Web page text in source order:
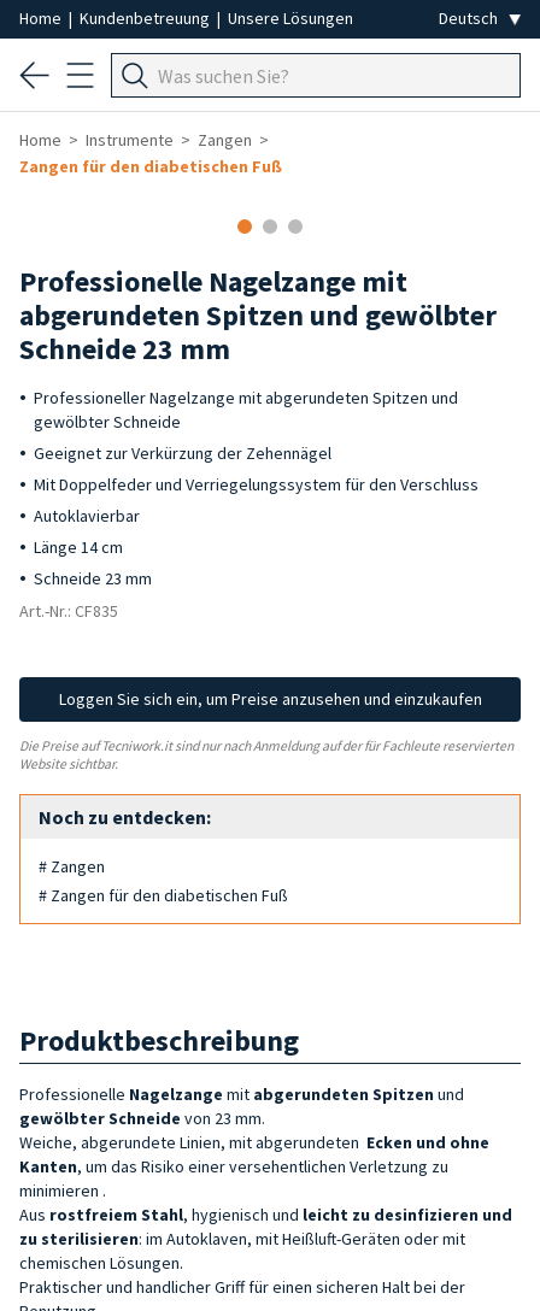
Home | Kundenbetreuung | Unsere Lösungen
Home Instrumente
Zangen
Zangen für den diabetischen Fuß
Professionelle Nagelzange mit
abgerundeten Spitzen und gewölbter
Schneide 23 mm
Professioneller Nagelzange mit abgerundeten Spitzen und
gewölbter Schneide
Geeignet zur Verkürzung der Zehennägel
Mit Doppelfeder und Verriegelungssystem für den Verschluss
Autoklavierbar
Länge 14 cm
Schneide 23 mm
Art.-Nr.: CF835
Loggen Sie sich ein, um Preise anzusehen und einzukaufen
Die Preise auf Tecniwork.it sind nur nach Anmeldung auf der für Fachleute reservierten
Website sichtbar.
Noch zu entdecken:
# Zangen
# Zangen für den diabetischen Fuß
Produktbeschreibung
Professionelle Nagelzange mit abgerundeten Spitzen und
gewölbter Schneide von 23 mm.
Weiche, abgerundete Linien, mit abgerundeten Ecken und ohne
Kanten, um das Risiko einer versehentlichen Verletzung zu
minimieren .
Aus rostfreiem Stahl, hygienisch und leicht zu desinfizieren und
zu sterilisieren: im Autoklaven, mit Heißluft-Geräten oder mit
chemischen Lösungen.
Praktischer und handlicher Griff für einen sicheren Halt bei der